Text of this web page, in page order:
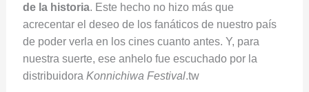
de la historia. Este hecho no hizo más que
acrecentar el deseo de los fanáticos de nuestro país
de poder verla en los cines cuanto antes. Y, para
nuestra suerte, ese anhelo fue escuchado por la
distribuidora Konnichiwa Festival.tw